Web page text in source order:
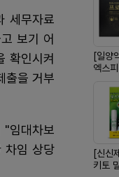
세무자료
보기 어
확인시켜
출을 거부
"임대차보
차임 상당
[일양
엑스피
[신신
키토